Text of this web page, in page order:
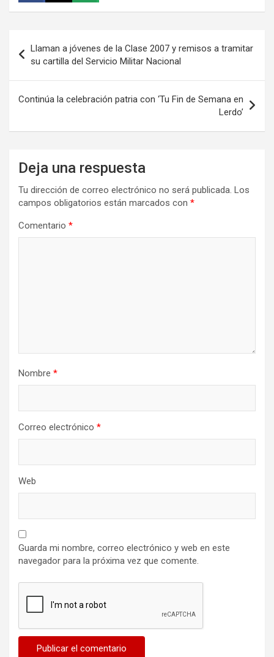
de
entradas
Llaman a jóvenes de la Clase 2007 y remisos a tramitar
su cartilla del Servicio Militar Nacional
Continúa la celebración patria con ‘Tu Fin de Semana en
Lerdo’
Deja una respuesta
Tu dirección de correo electrónico no será publicada. Los
campos obligatorios están marcados con *
Comentario *
Nombre *
Correo electrónico *
Web
Guarda mi nombre, correo electrónico y web en este
navegador para la próxima vez que comente.